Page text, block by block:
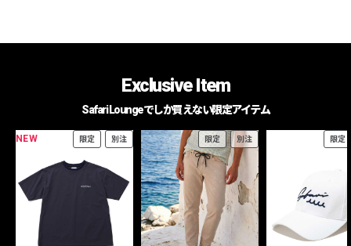
Exclusive Item
Safari Loungeでしか買えない限定アイテム
NEW 限定 別注 限定 別注 限定